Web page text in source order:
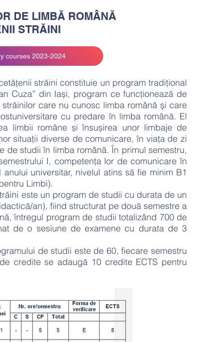
DE LIMBĂ ROMÂNĂ
STRĂINI
courses 2023-2024
străini constituie un program tradițional
Cuza” din Iași, program ce funcționează de
care nu cunosc limba română şi care
cu predare în limba română. El
limbii române și însușirea unor limbaje de
situaţii diverse de comunicare, în viaţa de zi
de studii în limba română. În primul semestru,
I, competența lor de comunicare în
universitar, nivelul atins să fie minim B1
Limbi).
este un program de studii cu durata de un
an), fiind structurat pe două semestre a
întregul program de studii totalizând 700 de
de o sesiune de examene cu durata de 3
de studii este de 60, fiecare semestru
credite se adaugă 10 credite ECTS pentru